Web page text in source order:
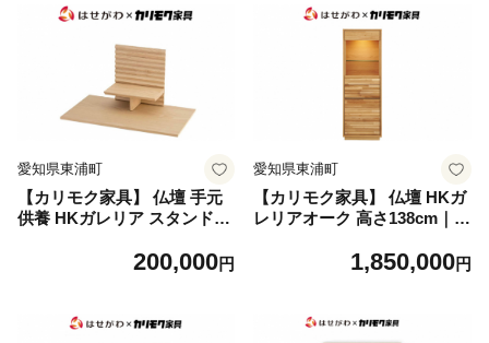
愛知県東浦町
【カリモク家具】 仏壇 手元
供養 HKガレリア スタンド＆
ャレ モダン ミニ コンパクト
200,000円
愛知県東浦町
【カリモク家具】 仏壇 HKガ
レリアオーク 高さ138cm｜オ
1,850,000円